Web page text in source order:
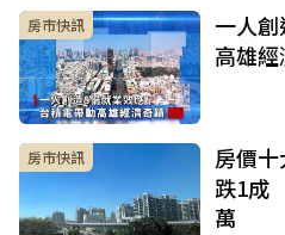
房市快訊
一人
高雄
房市快訊
房價
跌1成
萬